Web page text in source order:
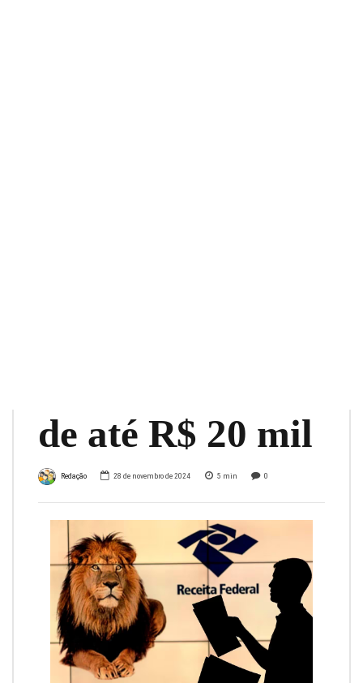
de até R$ 20 mil
Redação 28 de novembro de 2024 5 min 0